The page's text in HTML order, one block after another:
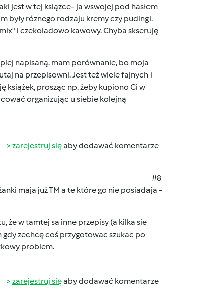
jest w tej ksiązce- ja wswojej pod hasłem
były róznego rodzaju kremy czy pudingi.
i czekoladowo kawowy. Chyba skseruję
napisaną. mam porównanie, bo moja
na przepisowni. Jest też wiele fajnych i
książek, prosząc np. żeby kupiono Ci w
organizując u siebie kolejną
zarejestruj sięaby dodawać komentarze
#8
maja już TM a te które go nie posiadaja -
że w tamtej sa inne przepisy (a kilka sie
zechcę coś przygotowac szukac po
problem.
zarejestruj sięaby dodawać komentarze